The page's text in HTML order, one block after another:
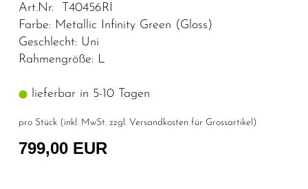
Art.Nr. T40456RI
Farbe: Metallic Infinity Green (Gloss)
Geschlecht: Uni
Rahmengröße: L
lieferbar in 5-10 Tagen
pro Stück (inkl. MwSt. zzgl. Versandkosten für Grossartikel )
799,00 EUR